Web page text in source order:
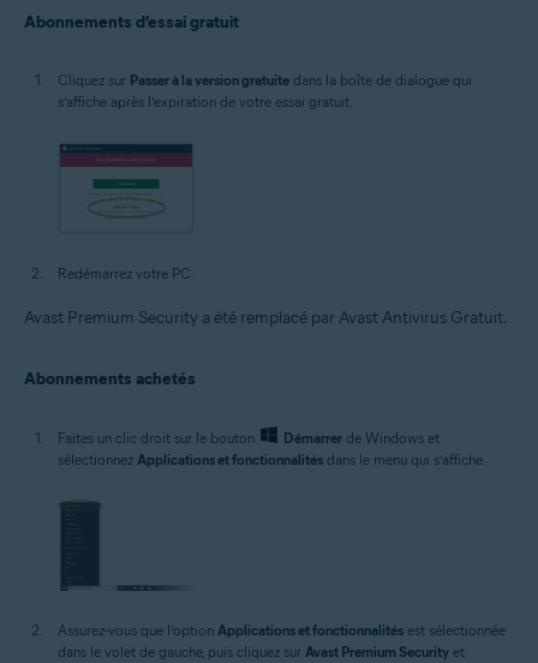
Abonnements d’essai gratuit
Cliquez sur Passer à la version gratuite dans la boîte de dialogue qui
s’affiche après l’expiration de votre essai gratuit.
Redémarrez votre PC.
Avast Premium Security a été remplacé par Avast Antivirus Gratuit.
Abonnements achetés
Faites un clic droit sur le bouton Démarrer de Windows et
sélectionnez Applications et fonctionnalités dans le menu qui s’affiche.
Assurez-vous que l’option Applications et fonctionnalités est sélectionnée
dans le volet de gauche, puis cliquez sur Avast Premium Security et